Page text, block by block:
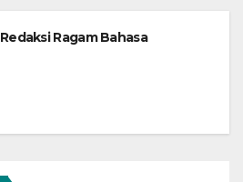
Redaksi Ragam Bahasa